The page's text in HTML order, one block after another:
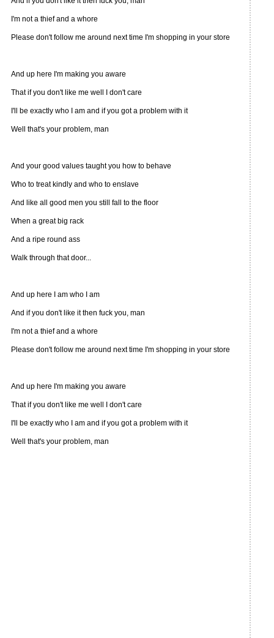
I'm not a thief and a whore
Please don't follow me around next time I'm shopping in your store
And up here I'm making you aware
That if you don't like me well I don't care
I'll be exactly who I am and if you got a problem with it
Well that's your problem, man
And your good values taught you how to behave
Who to treat kindly and who to enslave
And like all good men you still fall to the floor
When a great big rack
And a ripe round ass
Walk through that door...
And up here I am who I am
And if you don't like it then fuck you, man
I'm not a thief and a whore
Please don't follow me around next time I'm shopping in your store
And up here I'm making you aware
That if you don't like me well I don't care
I'll be exactly who I am and if you got a problem with it
Well that's your problem, man